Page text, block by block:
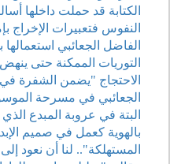
الكتابة قد حملت داخلها
النفوس فتعبيرات الإخراج
الفاضل الجعائبي
التوريات الممكنة حتى
الاحتجاج "يضمن الشفرة في
الجعائبي في مسرحة
البتة في عروبة المبدع
بالهوية كعمل في صميم
المستهلكة".. لنا أن نعود